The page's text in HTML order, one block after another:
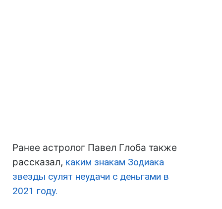
Ранее астролог Павел Глоба также
рассказал, каким знакам Зодиака
звезды сулят неудачи с деньгами в
2021 году.